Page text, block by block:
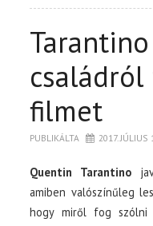
filmet
PUBLIKÁLTA 2017. JÚLIUS
Quentin Tarantino
amiben valószínűleg
hogy miről fog szólni